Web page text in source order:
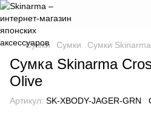
Сумки Сумки Сумки Skinarma
Сумка Skinarma
Olive
Артикул: SK-XBODY-JAGER-GRN